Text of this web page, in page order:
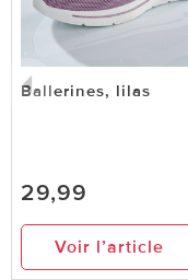
Ballerines, lilas
29,99
Voir l’article